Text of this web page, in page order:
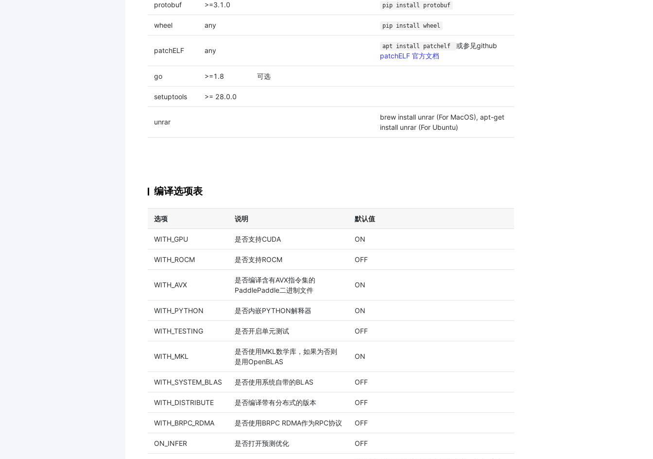
protobuf >=3.1.0 pip install protobuf
wheel any pip install wheel
patchELF any apt install patchelf
或参见github
patchELF 官方文档
go >=1.8 可选
setuptools >= 28.0.0
unrar
brew install unrar (For MacOS), apt-get
install unrar (For Ubuntu)
编译选项表
选项 说明 默认值
WITH_GPU 是否支持CUDA ON
WITH_ROCM 是否支持ROCM OFF
WITH_AVX
是否编译含有AVX指令集的
PaddlePaddle二进制文件
ON
WITH_PYTHON 是否内嵌PYTHON解释器 ON
WITH_TESTING 是否开启单元测试 OFF
WITH_MKL
是否使用MKL数学库，如果为否则
是用OpenBLAS
ON
WITH_SYSTEM_BLAS 是否使用系统自带的BLAS OFF
WITH_DISTRIBUTE 是否编译带有分布式的版本 OFF
WITH_BRPC_RDMA 是否使用BRPC RDMA作为RPC协议 OFF
ON_INFER 是否打开预测优化 OFF